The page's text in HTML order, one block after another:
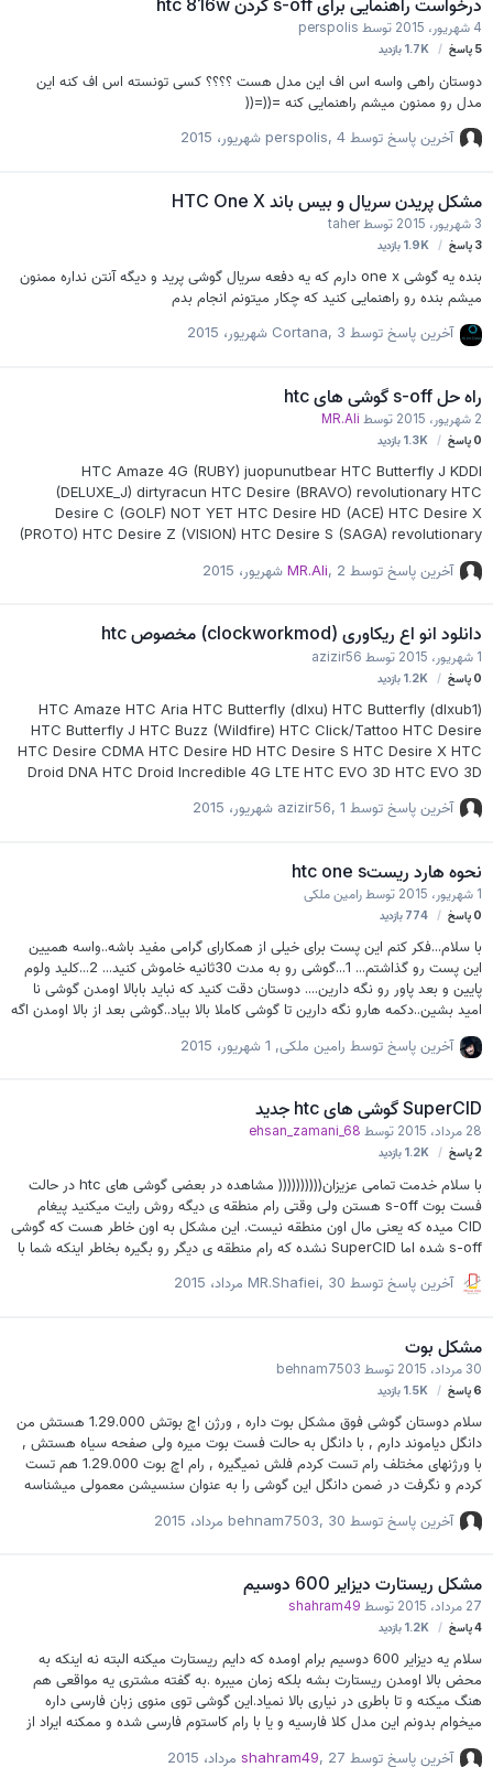
درخواست راهنمایی برای s-off کردن htc 816w
4 شهریور، 2015 توسطperspolis
5پاسخ 1.7K بازدید
دوستان راهی واسه اس اف این مدل هست ؟؟؟؟ کسی تونسته اس اف کنه این
مدل رو ممنون میشم راهنمایی کنه =((=((
آخرین پاسخ توسط perspolis ,4 شهریور، 2015
مشکل پریدن سریال و بیس باند HTC One X
3 شهریور، 2015 توسط taher
3پاسخ 1.9Kبازدید
بنده یه گوشی one x دارم که یه دفعه سریال گوشی پرید و دیگه آنتن نداره ممنون
میشم بنده رو راهنمایی کنید که چکار میتونم انجام بدم
آخرین پاسخ توسط Cortana ,3 شهریور، 2015
راه حل s-off گوشی های htc
2 شهریور، 2015 توسطMR.Ali
0پاسخ 1.3K بازدید
HTC Amaze 4G (RUBY) juopunutbear HTC Butterfly J KDDI
(DELUXE_J) dirtyracun HTC Desire (BRAVO) revolutionary HTC
Desire C (GOLF) NOT YET HTC Desire HD (ACE) HTC Desire X
(PROTO) HTC Desire Z (VISION) HTC Desire S (SAGA) revolutionary
revolutionaryjuopunutbear HTC Explorer (PICO) HTC Flyer
revolutionary HTC J (VALENTEWX)…
آخرین پاسخ توسط MR.Ali ,2 شهریور، 2015
دانلود انو اع ریکاوری (clockworkmod) مخصوص htc
1 شهریور، 2015 توسط azizir56
0پاسخ 1.2Kبازدید
HTC Amaze HTC Aria HTC Butterfly (dlxu) HTC Butterfly (dlxub1)
HTC Butterfly J HTC Buzz (Wildfire) HTC Click/Tattoo HTC Desire
HTC Desire CDMA HTC Desire HD HTC Desire S HTC Desire X HTC
Droid DNA HTC Droid Incredible 4G LTE HTC EVO 3D HTC EVO 3D
3G HTC MyTouch 4G HTC MyTouch 4G Slide HTC MyTouch …
آخرین پاسخ توسط azizir56 , 1 شهریور، 2015
نحوه هارد ریستhtc one s
1 شهریور، 2015 توسطرامین ملکی
0پاسخ 774بازدید
با سلام...فکر کنم این پست برای خیلی از همکارای گرامی مفید باشه..واسه همیین
این پست رو گذاشتم... 1...گوشی رو به مدت 30ثانیه خاموش کنید... 2...کلید ولوم
پایین و بعد پاور رو نگه دارین.... دوستان دقت کنید که نباید بابالا اومدن گوشی نا
امید بشین..دکمه هارو نگه دارین تا گوشی کاملا بالا بیاد..گوشی بعد از بالا اومدن اگه
شد..دگمه هارو ول کرده و مجددن فشار بدین..و بعد منوی ریکاوری ظاهر
آخرین پاسخ توسط رامین ملکی ,
SuperCID گوشی های htc جدید
28 مرداد، 2015 توسطehsan_zamani_68
2پاسخ 1.2K بازدید
با سلام خدمت تمامی عزیزان(((((((((( مشاهده در بعضی گوشی های htc در حالت
فست بوت s-off هستن ولی وقتی رام منطقه ی دیگه روش رایت میکنید پیغام
CID میده که یعنی مال اون منطقه نیست. این مشکل به اون خاطر هست که گوشی
s-off شده اما SuperCID نشده که رام منطقه ی دیگر رو بگیره بخاطر اینکه شما با
به صورت یک اینتر زدن کل کارها انجام میشه:dddddd خوب حالا شما باید چه کار
پوشه برنامه check cid رو باز کنید و اینتر بزنید همانطور که می…
آخرین پاسخ توسط MR.Shafiei ,30 مرداد، 2015
مشكل بوت
30 مرداد، 2015 توسط behnam7503
6پاسخ 1.5Kبازدید
سلام دوستان گوشی فوق مشکل بوت داره , ورژن اچ بوتش 1.29.000 هستش من
دانگل دیاموند دارم , با دانگل به حالت فست بوت میره ولی صفحه سیاه هستش ,
با ورژنهای مختلف رام تست کردم فلش نمیگیره , رام اچ بوت 1.29.000 هم تست
کردم و نگرفت در ضمن دانگل این گوشی را به عنوان سنسیشن معمولی میشناسه
خیلی حیاطیه ممنون
آخرین پاسخ توسط behnam7503 ,30 مرداد، 2015
مشکل ریستارت دیزایر 600 دوسیم
27 مرداد، 2015 توسطshahram49
4پاسخ 1.2K بازدید
سلام یه دیزایر 600 دوسیم برام اومده که دایم ریستارت میکنه البته نه اینکه به
محض بالا اومدن ریستارت بشه بلکه زمان میبره .به گفته مشتری یه مواقعی هم
هنگ میکنه و تا باطری در نیاری بالا نمیاد.این گوشی توی منوی زبان فارسی داره
میخوام بدونم این مدل کلا فارسیه و یا با رام کاستوم فارسی شده و ممکنه ایراد از
آخرین پاسخ توسط
shahram49 ,27 مرداد، 2015